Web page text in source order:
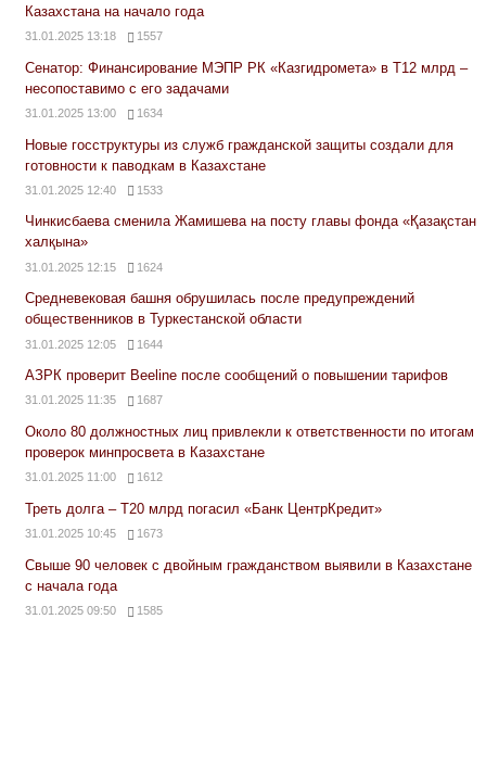
Казахстана на начало года
31.01.2025 13:18 1557
Сенатор: Финансирование МЭПР РК «Казгидромета» в Т12 млрд –
несопоставимо с его задачами
31.01.2025 13:00 1634
Новые госструктуры из служб гражданской защиты создали для
готовности к паводкам в Казахстане
31.01.2025 12:40 1533
Чинкисбаева сменила Жамишева на посту главы фонда «Қазақстан
халқына»
31.01.2025 12:15 1624
Средневековая башня обрушилась после предупреждений
общественников в Туркестанской области
31.01.2025 12:05 1644
АЗРК проверит Beeline после сообщений о повышении тарифов
31.01.2025 11:35 1687
Около 80 должностных лиц привлекли к ответственности по итогам
проверок минпросвета в Казахстане
31.01.2025 11:00 1612
Треть долга – Т20 млрд погасил «Банк ЦентрКредит»
31.01.2025 10:45 1673
Свыше 90 человек с двойным гражданством выявили в Казахстане
с начала года
31.01.2025 09:50 1585